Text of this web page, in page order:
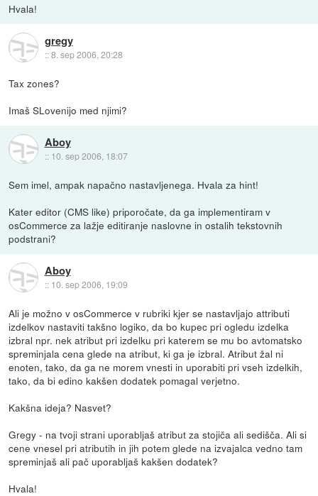
Hvala!
gregy
::8. sep 2006, 20:28
Tax zones?
Imaš SLovenijo med njimi?
Aboy
:: 10. sep 2006, 18:07
Sem imel, ampak napačno nastavljenega. Hvala za hint!
Kater editor (CMS like) priporočate, da ga implementiram v
osCommerce za lažje editiranje naslovne in ostalih tekstovnih
podstrani?
Aboy
:: 10. sep 2006, 19:09
Ali je možno v osCommerce v rubriki kjer se nastavljajo attributi
izdelkov nastaviti takšno logiko, da bo kupec pri ogledu izdelka
izbral npr. nek atribut pri izdelku pri katerem se mu bo avtomatsko
spreminjala cena glede na atribut, ki ga je izbral. Atribut žal ni
enoten, tako, da ga ne morem vnesti in uporabiti pri vseh izdelkih,
tako, da bi edino kakšen dodatek pomagal verjetno.
Kakšna ideja? Nasvet?
Gregy - na tvoji strani uporabljaš atribut za stojiča ali sedišča. Ali si
cene vnesel pri atributih in jih potem glede na izvajalca vedno tam
spreminjaš ali pač uporabljaš kakšen dodatek?
Hvala!